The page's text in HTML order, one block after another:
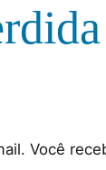
Você